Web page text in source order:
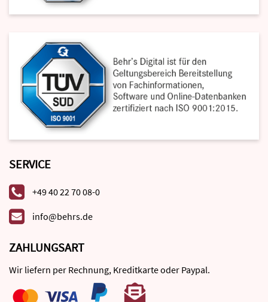
SERVICE
+49 40 22 70 08-0
info@behrs.de
ZAHLUNGSART
Wir liefern per Rechnung, Kreditkarte oder Paypal.